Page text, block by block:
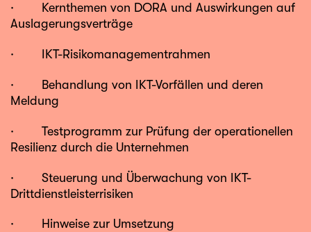
· Kernthemen von DORA und Auswirkungen auf
Auslagerungsverträge
· IKT-Risikomanagementrahmen
· Behandlung von IKT-Vorfällen und deren
Meldung
· Testprogramm zur Prüfung der operationellen
Resilienz durch die Unternehmen
· Steuerung und Überwachung von IKT-
Drittdienstleisterrisiken
· Hinweise zur Umsetzung